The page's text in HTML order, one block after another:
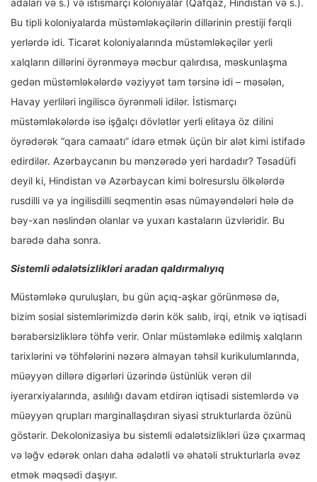
adaları və s.) və istismarçı koloniyalar (Qafqaz, Hindistan və s.).
Bu tipli koloniyalarda müstəmləkəçilərin dillərinin prestiji fərqli
yerlərdə idi. Ticarət koloniyalarında müstəmləkəçilər yerli
xalqların dillərini öyrənməyə məcbur qalırdısa, məskunlaşma
gedən müstəmləkələrdə vəziyyət tam tərsinə idi – məsələn,
Havay yerliləri ingiliscə öyrənməli idilər. İstismarçı
müstəmləkələrdə isə işğalçı dövlətlər yerli elitaya öz dilini
öyrədərək “qara camaatı” idarə etmək üçün bir alət kimi istifadə
edirdilər. Azərbaycanın bu mənzərədə yeri hardadır? Təsadüfi
deyil ki, Hindistan və Azərbaycan kimi bolresurslu ölkələrdə
rusdilli və ya ingilisdilli seqmentin əsas nümayəndələri hələ də
bəy-xan nəslindən olanlar və yuxarı kastaların üzvləridir. Bu
barədə daha sonra.
Sistemli ədalətsizlikləri aradan qaldırmalıyıq
Müstəmləkə quruluşları, bu gün açıq-aşkar görünməsə də,
bizim sosial sistemlərimizdə dərin kök salıb, irqi, etnik və iqtisadi
bərabərsizliklərə töhfə verir. Onlar müstəmləkə edilmiş xalqların
tarixlərini və töhfələrini nəzərə almayan təhsil kurikulumlarında,
müəyyən dillərə digərləri üzərində üstünlük verən dil
iyerarxiyalarında, asılılığı davam etdirən iqtisadi sistemlərdə və
müəyyən qrupları marginallaşdıran siyasi strukturlarda özünü
göstərir. Dekolonizasiya bu sistemli ədalətsizlikləri üzə çıxarmaq
və ləğv edərək onları daha ədalətli və əhatəli strukturlarla əvəz
etmək məqsədi daşıyır.